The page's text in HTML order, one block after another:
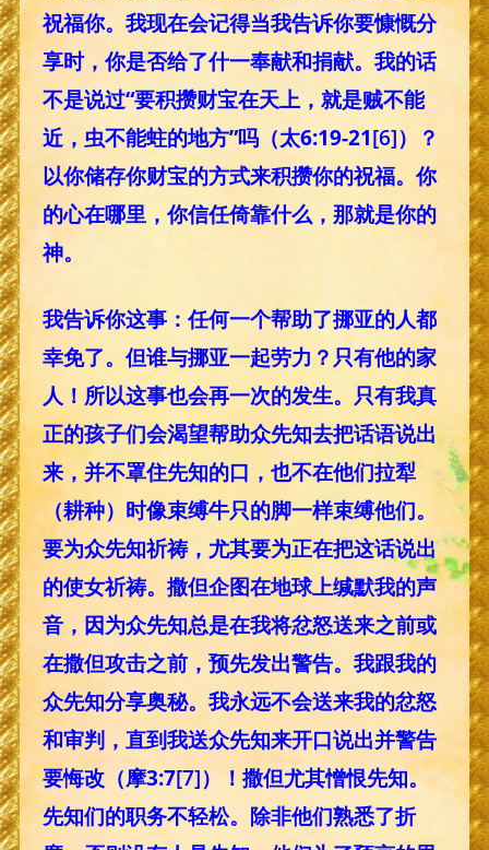
祝福你。我现在会记得当我告诉你要慷慨分
享时，你是否给了什一奉献和捐献。我的话
不是说过“要积攒财宝在天上，就是贼不能
近，虫不能蛀的地方”吗（太6:19-21[6]）？
以你储存你财宝的方式来积攒你的祝福。你
的心在哪里，你信任倚靠什么，那就是你的
神。
我告诉你这事：任何一个帮助了挪亚的人都
幸免了。但谁与挪亚一起劳力？只有他的家
人！所以这事也会再一次的发生。只有我真
正的孩子们会渴望帮助众先知去把话语说出
来，并不罩住先知的口，也不在他们拉犁
（耕种）时像束缚牛只的脚一样束缚他们。
要为众先知祈祷，尤其要为正在把这话说出
的使女祈祷。撒但企图在地球上缄默我的声
音，因为众先知总是在我将忿怒送来之前或
在撒但攻击之前，预先发出警告。我跟我的
众先知分享奥秘。我永远不会送来我的忿怒
和审判，直到我送众先知来开口说出并警告
要悔改（摩3:7[7]）！撒但尤其憎恨先知。
先知们的职务不轻松。除非他们熟悉了折